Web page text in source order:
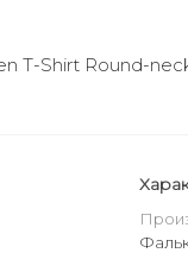
T-Shirt Round-